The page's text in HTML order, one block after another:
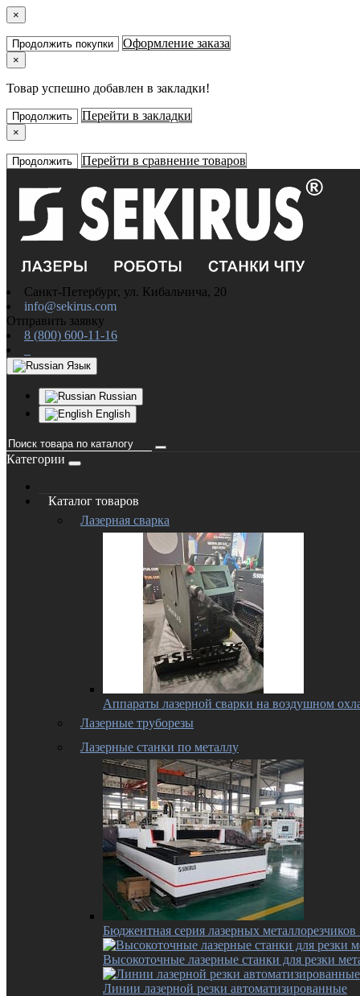
×
Продолжить покупки Оформление заказа
×
Товар успешно добавлен в закладки!
Продолжить Перейти в закладки
×
Продолжить Перейти в сравнение товаров
Санкт-Петербург, ул. Кибальчича, 20
info@sekirus.com
Отправить заявку
8 (800) 600-11-16
Язык
Russian
English
Категории
Каталог товаров
Лазерная сварка
Аппараты лазерной сварки на воздушном
Лазерные труборезы
Лазерные станки по металлу
Бюджентная серия лазерных
Высокоточные лазерные станки для резки
Линии лазерной резки автоматизированные